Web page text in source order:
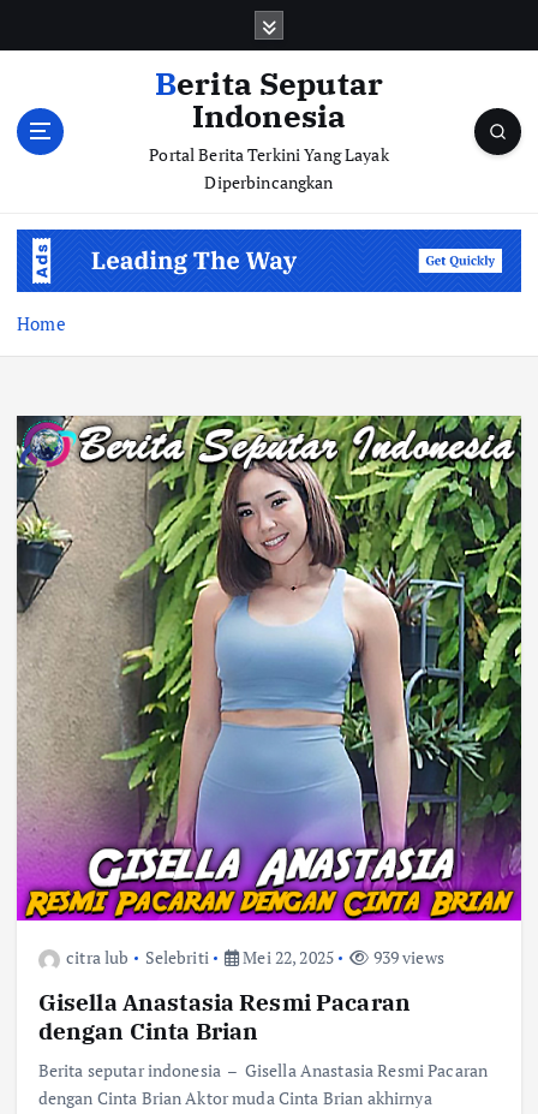
Berita Seputar
Indonesia
Portal Berita Terkini Yang Layak
Diperbincangkan
Home
citra lub Selebriti Mei 22, 2025 939 views
Gisella Anastasia Resmi Pacaran
dengan Cinta Brian
Berita seputar indonesia – Gisella Anastasia Resmi Pacaran
dengan Cinta Brian Aktor muda Cinta Brian akhirnya